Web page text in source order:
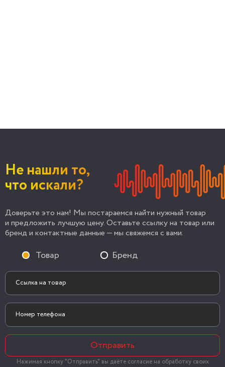
Не нашли то,
что искали?
Доверьте это нам! Мы постараемся найти нужный товар
и предложить лучшую цену. Оставьте ссылку на товар или
бренд и контактные данные — мы свяжемся с вами.
Товар Бренд
Отправить
Нажимая кнопку "Отправить" вы даёте согласие на обработку своих